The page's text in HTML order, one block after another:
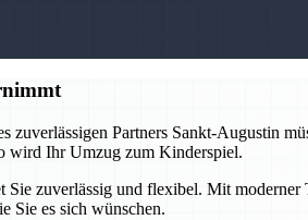
Partners Sankt-Augustin
wird Ihr Umzug zum Kinderspiel.
zuverlässig und flexibel. Mit
Sie es sich wünschen.